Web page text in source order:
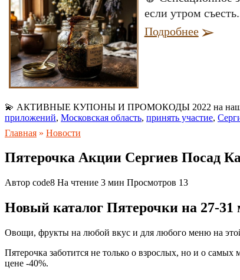
если утром
Подробнее
💫 АКТИВНЫЕ КУПОНЫ И ПРОМОКОДЫ 2022 на
приложений, Московская область, принять участие,
Главная » Новости
Пятерочка Акции Сергиев Посад
Автор code8 На чтение 3 мин Просмотров 13
Новый каталог Пятерочки на 27-31
Овощи, фрукты на любой вкус и для любого меню на
Пятерочка заботится не только о взрослых, но и о
цене -40%.